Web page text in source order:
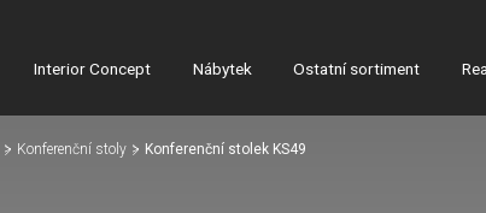
Interior Concept Nábytek Ostatní sortiment
Konferenční stoly Konferenční stolek KS49